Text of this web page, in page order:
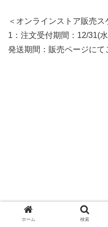
＜オンラインストア販売ス
1：注文受付期間：12/31(
発送期間：販売ページにて
ホーム 検索